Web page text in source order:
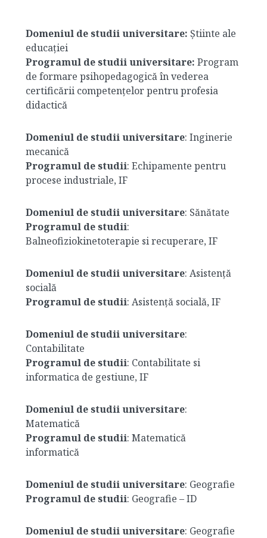
Domeniul de studii universitare: Știinte ale
educației
Programul de studii universitare: Program
de formare psihopedagogică în vederea
certificării competențelor pentru profesia
didactică
Domeniul de studii universitare: Inginerie
mecanică
Programul de studii: Echipamente pentru
procese industriale, IF
Domeniul de studii universitare: Sănătate
Programul de studii:
Balneofiziokinetoterapie si recuperare, IF
Domeniul de studii universitare: Asistență
socială
Programul de studii: Asistență socială, IF
Domeniul de studii universitare:
Contabilitate
Programul de studii: Contabilitate si
informatica de gestiune, IF
Domeniul de studii universitare:
Matematică
Programul de studii: Matematică
informatică
Domeniul de studii universitare: Geografie
Programul de studii: Geografie – ID
Domeniul de studii universitare: Geografie